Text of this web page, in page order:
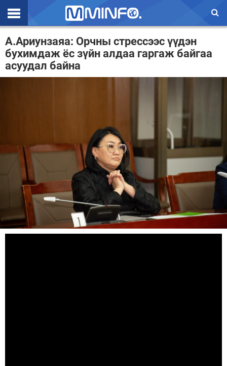
Эхлэл
Цаг агаар
Валют ханш
Спорт
Нийгэм
Дэлхий
Энтертайнмэнт
А.Ариунзаяа: Орчны стрессээс үүдэн
бухимдаж ёс зүйн алдаа гаргаж байгаа
асуудал байна